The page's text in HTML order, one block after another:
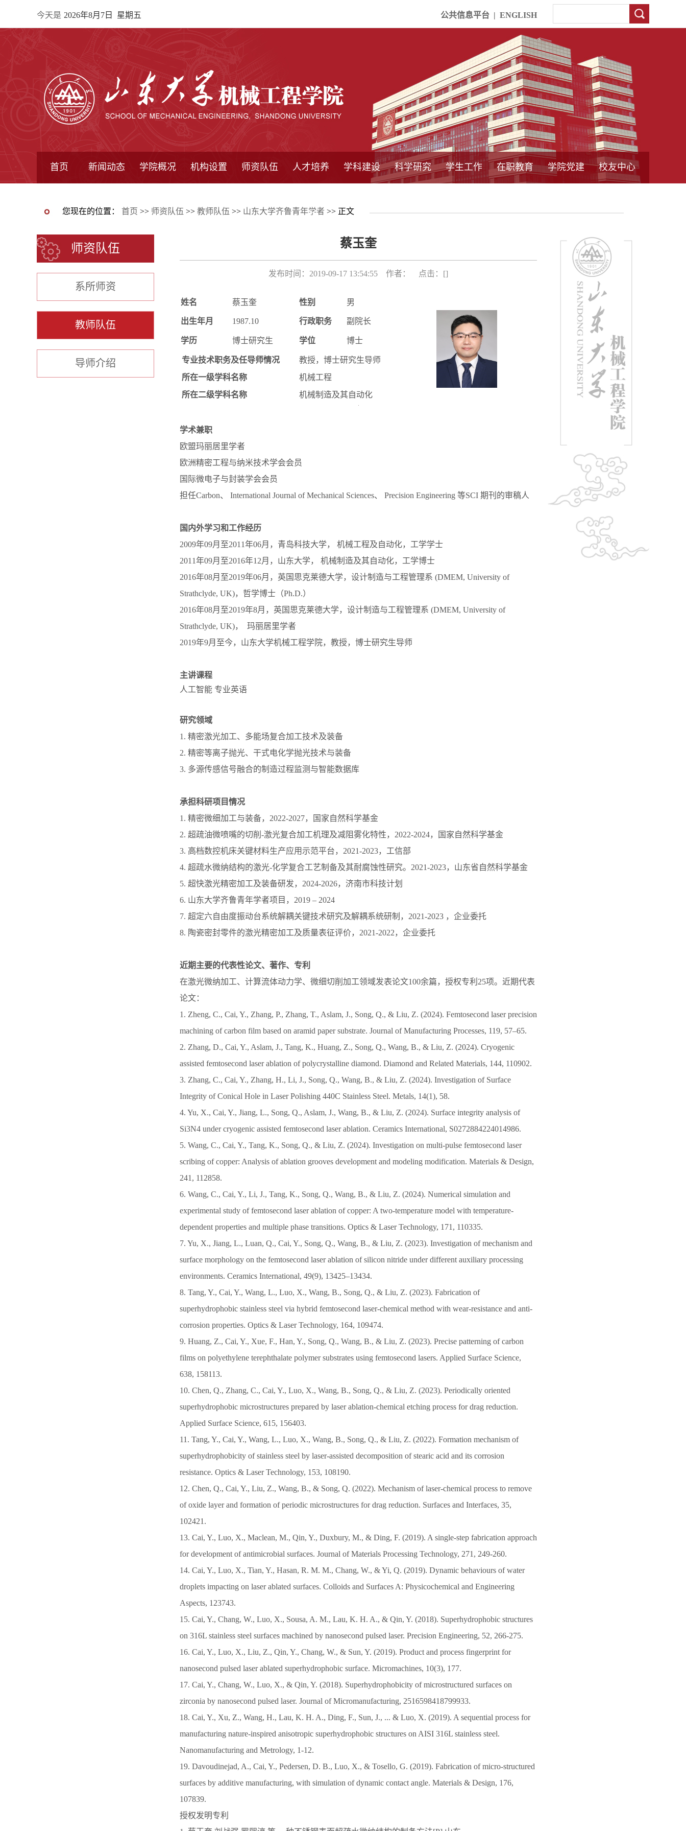
今天是 2026年8月7日 星期五 公共信息平台 | ENGLISH
首页 新闻动态 学院概况 机构设置 师资队伍 人才培养
坛
学科建设 科学研究 学生工作 在职教育 学院党建 校友中心
您现在的位置： 首页 >> 师资队伍 >> 教师队伍 >> 山东大学齐鲁青年学者 >> 正文
师资队伍
系所师资
教师队伍
导师介绍
蔡玉奎
发布时间：2019-09-17 13:54:55 作者： 点击：[]
姓名 蔡玉奎 性别 男
出生年月 1987.10 行政职务 副院长
学历 博士研究生 学位 博士
专业技术职务及任导师情况
教授，博士研究生导师
所在一级学科名称
机械工程
所在二级学科名称
机械制造及其自动化
学术兼职
欧盟玛丽居里学者
欧洲精密工程与纳米技术学会会员
国际微电子与封装学会会员
担任Carbon、 International Journal of Mechanical Sciences、 Precision Engineering 等SCI 期刊的审稿人
国内外学习和工作经历
2009年09月至2011年06月，青岛科技大学， 机械工程及自动化，工学学士
2011年09月至2016年12月，山东大学， 机械制造及其自动化，工学博士
2016年08月至2019年06月，英国思克莱德大学，设计制造与工程管理系 (DMEM, University of
Strathclyde, UK)，哲学博士（Ph.D.）
2016年08月至2019年8月，英国思克莱德大学，设计制造与工程管理系 (DMEM, University of
Strathclyde, UK)， 玛丽居里学者
2019年9月至今，山东大学机械工程学院，教授，博士研究生导师
主讲课程
人工智能 专业英语
研究领域
1. 精密激光加工、多能场复合加工技术及装备
2. 精密等离子抛光、干式电化学抛光技术与装备
3. 多源传感信号融合的制造过程监测与智能数据库
承担科研项目情况
1. 精密微细加工与装备，2022-2027，国家自然科学基金
2. 超疏油微喷嘴的切削-激光复合加工机理及减阻雾化特性，2022-2024，国家自然科学基金
3. 高档数控机床关键材料生产应用示范平台，2021-2023，工信部
4. 超疏水微纳结构的激光-化学复合工艺制备及其耐腐蚀性研究。2021-2023，山东省自然科学基金
5. 超快激光精密加工及装备研发，2024-2026，济南市科技计划
6. 山东大学齐鲁青年学者项目，2019 – 2024
7. 超定六自由度振动台系统解耦关键技术研究及解耦系统研制，2021-2023 ，企业委托
8. 陶瓷密封零件的激光精密加工及质量表征评价，2021-2022，企业委托
近期主要的代表性论文、著作、专利
在激光微纳加工、计算流体动力学、微细切削加工领域发表论文100余篇，授权专利25项。近期代表
论文：
1. Zheng, C., Cai, Y., Zhang, P., Zhang, T., Aslam, J., Song, Q., & Liu, Z. (2024). Femtosecond laser precision
machining of carbon film based on aramid paper substrate. Journal of Manufacturing Processes, 119, 57–65.
2. Zhang, D., Cai, Y., Aslam, J., Tang, K., Huang, Z., Song, Q., Wang, B., & Liu, Z. (2024). Cryogenic
assisted femtosecond laser ablation of polycrystalline diamond. Diamond and Related Materials, 144, 110902.
3. Zhang, C., Cai, Y., Zhang, H., Li, J., Song, Q., Wang, B., & Liu, Z. (2024). Investigation of Surface
Integrity of Conical Hole in Laser Polishing 440C Stainless Steel. Metals, 14(1), 58.
4. Yu, X., Cai, Y., Jiang, L., Song, Q., Aslam, J., Wang, B., & Liu, Z. (2024). Surface integrity analysis of
Si3N4 under cryogenic assisted femtosecond laser ablation. Ceramics International, S0272884224014986.
5. Wang, C., Cai, Y., Tang, K., Song, Q., & Liu, Z. (2024). Investigation on multi-pulse femtosecond laser
scribing of copper: Analysis of ablation grooves development and modeling modification. Materials & Design,
241, 112858.
6. Wang, C., Cai, Y., Li, J., Tang, K., Song, Q., Wang, B., & Liu, Z. (2024). Numerical simulation and
experimental study of femtosecond laser ablation of copper: A two-temperature model with temperature-
dependent properties and multiple phase transitions. Optics & Laser Technology, 171, 110335.
7. Yu, X., Jiang, L., Luan, Q., Cai, Y., Song, Q., Wang, B., & Liu, Z. (2023). Investigation of mechanism and
surface morphology on the femtosecond laser ablation of silicon nitride under different auxiliary processing
environments. Ceramics International, 49(9), 13425–13434.
8. Tang, Y., Cai, Y., Wang, L., Luo, X., Wang, B., Song, Q., & Liu, Z. (2023). Fabrication of
superhydrophobic stainless steel via hybrid femtosecond laser-chemical method with wear-resistance and anti-
corrosion properties. Optics & Laser Technology, 164, 109474.
9. Huang, Z., Cai, Y., Xue, F., Han, Y., Song, Q., Wang, B., & Liu, Z. (2023). Precise patterning of carbon
films on polyethylene terephthalate polymer substrates using femtosecond lasers. Applied Surface Science,
638, 158113.
10. Chen, Q., Zhang, C., Cai, Y., Luo, X., Wang, B., Song, Q., & Liu, Z. (2023). Periodically oriented
superhydrophobic microstructures prepared by laser ablation-chemical etching process for drag reduction.
Applied Surface Science, 615, 156403.
11. Tang, Y., Cai, Y., Wang, L., Luo, X., Wang, B., Song, Q., & Liu, Z. (2022). Formation mechanism of
superhydrophobicity of stainless steel by laser-assisted decomposition of stearic acid and its corrosion
resistance. Optics & Laser Technology, 153, 108190.
12. Chen, Q., Cai, Y., Liu, Z., Wang, B., & Song, Q. (2022). Mechanism of laser-chemical process to remove
of oxide layer and formation of periodic microstructures for drag reduction. Surfaces and Interfaces, 35,
102421.
13. Cai, Y., Luo, X., Maclean, M., Qin, Y., Duxbury, M., & Ding, F. (2019). A single-step fabrication approach
for development of antimicrobial surfaces. Journal of Materials Processing Technology, 271, 249-260.
14. Cai, Y., Luo, X., Tian, Y., Hasan, R. M. M., Chang, W., & Yi, Q. (2019). Dynamic behaviours of water
droplets impacting on laser ablated surfaces. Colloids and Surfaces A: Physicochemical and Engineering
Aspects, 123743.
15. Cai, Y., Chang, W., Luo, X., Sousa, A. M., Lau, K. H. A., & Qin, Y. (2018). Superhydrophobic structures
on 316L stainless steel surfaces machined by nanosecond pulsed laser. Precision Engineering, 52, 266-275.
16. Cai, Y., Luo, X., Liu, Z., Qin, Y., Chang, W., & Sun, Y. (2019). Product and process fingerprint for
nanosecond pulsed laser ablated superhydrophobic surface. Micromachines, 10(3), 177.
17. Cai, Y., Chang, W., Luo, X., & Qin, Y. (2018). Superhydrophobicity of microstructured surfaces on
zirconia by nanosecond pulsed laser. Journal of Micromanufacturing, 2516598418799933.
18. Cai, Y., Xu, Z., Wang, H., Lau, K. H. A., Ding, F., Sun, J., ... & Luo, X. (2019). A sequential process for
manufacturing nature-inspired anisotropic superhydrophobic structures on AISI 316L stainless steel.
Nanomanufacturing and Metrology, 1-12.
19. Davoudinejad, A., Cai, Y., Pedersen, D. B., Luo, X., & Tosello, G. (2019). Fabrication of micro-structured
surfaces by additive manufacturing, with simulation of dynamic contact angle. Materials & Design, 176,
107839.
授权发明专利